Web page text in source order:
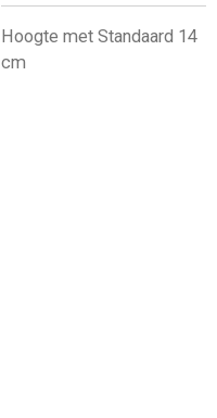
Hoogte met Standaard 14
cm